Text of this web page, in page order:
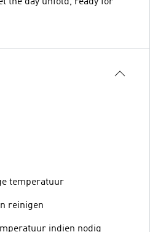
temperatuur
reinigen
indien nodig